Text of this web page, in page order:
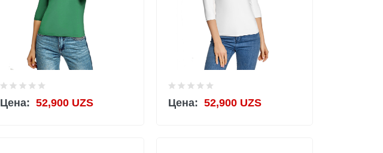
Цена: 52,900 UZS Цена: 52,900 UZS